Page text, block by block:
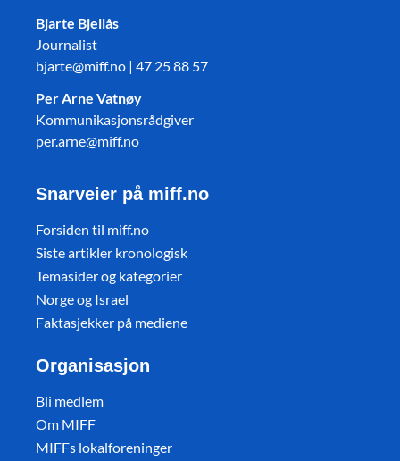
Bjarte Bjellås
Journalist
bjarte@miff.no | 47 25 88 57
Per Arne Vatnøy
Kommunikasjonsrådgiver
per.arne@miff.no
Snarveier på miff.no
Forsiden til miff.no
Siste artikler kronologisk
Temasider og kategorier
Norge og Israel
Faktasjekker på mediene
Organisasjon
Bli medlem
Om MIFF
MIFFs lokalforeninger